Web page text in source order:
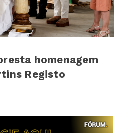
homenagem
Registo